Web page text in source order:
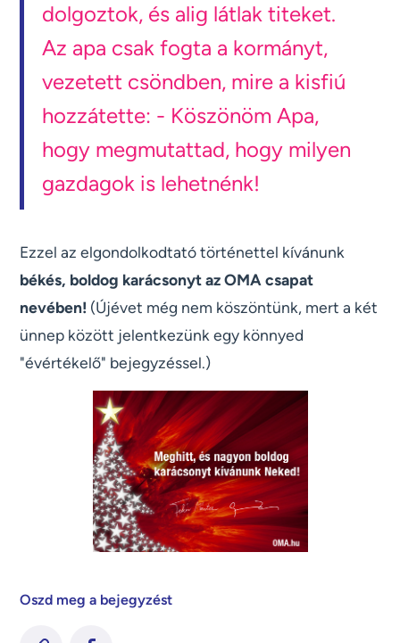
dolgoztok, és alig látlak titeket.
Az apa csak fogta a kormányt,
vezetett csöndben, mire a kisfiú
hozzátette: - Köszönöm Apa,
hogy megmutattad, hogy milyen
gazdagok is lehetnénk!
Ezzel az elgondolkodtató történettel kívánunk
békés, boldog karácsonyt az OMA csapat
nevében! (Újévet még nem köszöntünk, mert a két
ünnep között jelentkezünk egy könnyed
"évértékelő" bejegyzéssel.)
Oszd meg a bejegyzést